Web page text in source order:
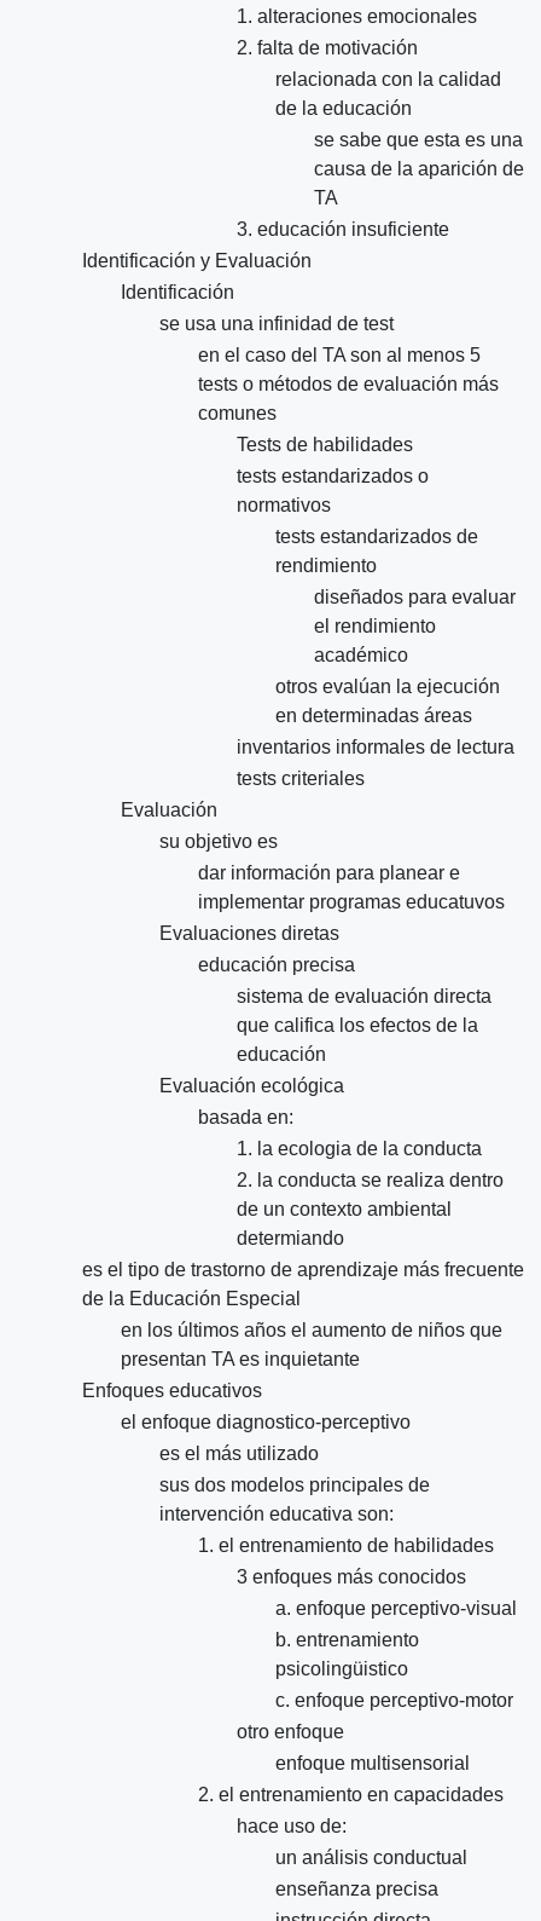
1. alteraciones emocionales
2. falta de motivación
relacionada con la calidad
de la educación
se sabe que esta es una
causa de la aparición de
TA
3. educación insuficiente
Identificación y Evaluación
Identificación
se usa una infinidad de test
en el caso del TA son al menos 5
tests o métodos de evaluación más
comunes
Tests de habilidades
tests estandarizados o
normativos
tests estandarizados de
rendimiento
diseñados para evaluar
el rendimiento
académico
otros evalúan la ejecución
en determinadas áreas
inventarios informales de lectura
tests criteriales
Evaluación
su objetivo es
dar información para planear e
implementar programas educatuvos
Evaluaciones diretas
educación precisa
sistema de evaluación directa
que califica los efectos de la
educación
Evaluación ecológica
basada en:
1. la ecologia de la conducta
2. la conducta se realiza dentro
de un contexto ambiental
determiando
es el tipo de trastorno de aprendizaje más frecuente
de la Educación Especial
en los últimos años el aumento de niños que
presentan TA es inquietante
Enfoques educativos
el enfoque diagnostico-perceptivo
es el más utilizado
sus dos modelos principales de
intervención educativa son:
1. el entrenamiento de habilidades
3 enfoques más conocidos
a. enfoque perceptivo-visual
b. entrenamiento
psicolingüistico
c. enfoque perceptivo-motor
otro enfoque
enfoque multisensorial
2. el entrenamiento en capacidades
hace uso de:
un análisis conductual
enseñanza precisa